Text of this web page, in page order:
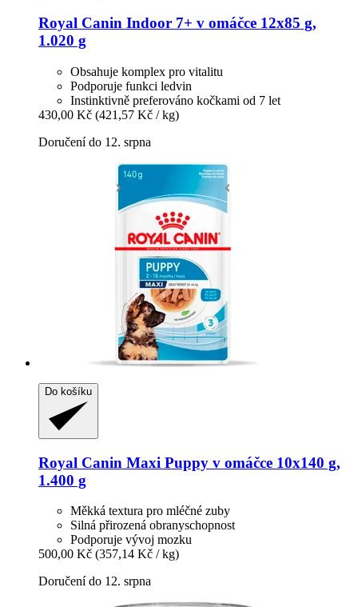
Royal Canin Indoor 7+ v omáčce 12x85 g,
1.020 g
Obsahuje komplex pro vitalitu
Podporuje funkci ledvin
Instinktivně preferováno kočkami od 7 let
430,00 Kč (421,57 Kč / kg)
Doručení do 12. srpna
Do košíku
Royal Canin Maxi Puppy v omáčce 10x140 g,
1.400 g
Měkká textura pro mléčné zuby
Silná přirozená obranyschopnost
Podporuje vývoj mozku
500,00 Kč (357,14 Kč / kg)
Doručení do 12. srpna